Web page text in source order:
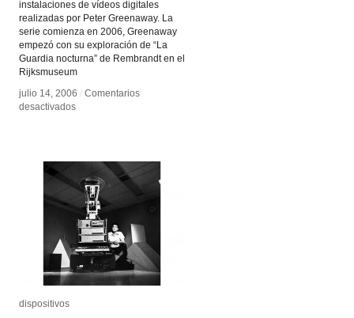
instalaciones de vídeos digitales
realizadas por Peter Greenaway. La
serie comienza en 2006, Greenaway
empezó con su exploración de “La
Guardia nocturna” de Rembrandt en el
Rijksmuseum
julio 14, 2006 / Comentarios
desactivadosen
Revisited
julio 14, 2006 / Comentarios
desactivadosen
Revisited
dispositivos
dispositivos